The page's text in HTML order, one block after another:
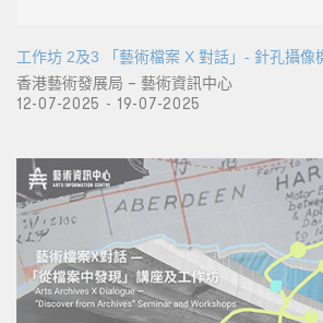
工作坊 2及3 「藝術檔案 X 對話」- 針孔攝像
香港藝術發展局 – 藝術資訊中心
12-07-2025 - 19-07-2025